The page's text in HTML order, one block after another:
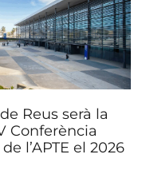
Reus serà la
Conferència
l’APTE el 2026